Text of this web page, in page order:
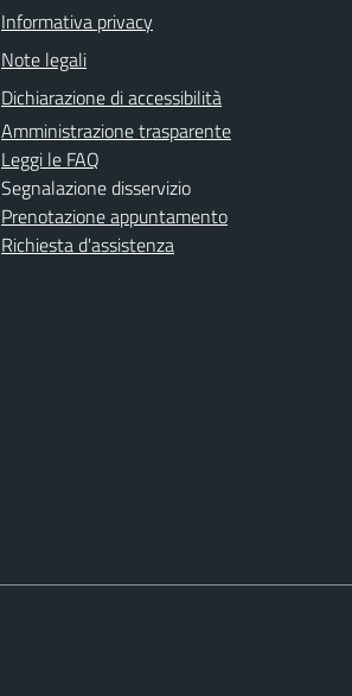
Informativa privacy
Note legali
Dichiarazione di accessibilità
Amministrazione trasparente
Leggi le FAQ
Segnalazione disservizio
Prenotazione appuntamento
Richiesta d'assistenza